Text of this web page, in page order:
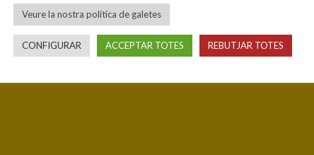
Veure la nostra política de galetes
CONFIGURAR ACCEPTAR TOTES REBUTJAR TOTES